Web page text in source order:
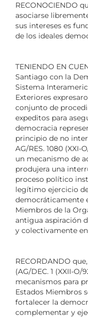
RECONOCIENDO
asociarse
sus intereses es
de los ideales
TENIENDO EN
Santiago con la
Sistema
Exteriores
conjunto de
expeditos para
democracia
principio de no
AG/RES. 1080
un mecanismo de
produjera una
proceso político
legítimo ejercicio
democráticamente
Miembros de la
antigua aspiración
y colectivamente
RECORDANDO
(AG/DEC. 1 (XXII-
mecanismos para
Estados Miembros
fortalecer la
complementar y